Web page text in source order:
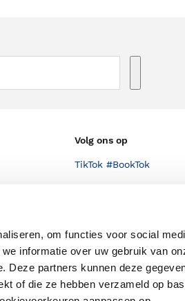
om functies voor social
informatie over uw gebruik van
Deze partners kunnen deze
of die ze hebben verzameld op
Bruna
Volg ons op
TikTok #BookTok